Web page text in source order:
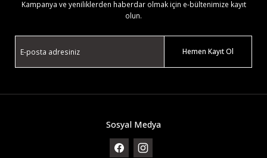
Kampanya ve yeniliklerden haberdar olmak için e-bültenimize kayıt
olun.
Hemen Kayıt Ol
Sosyal Medya